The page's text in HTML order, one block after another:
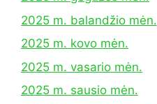
2025 m. balandžio mėn.
2025 m. kovo mėn.
2025 m. vasario mėn.
2025 m. sausio mėn.